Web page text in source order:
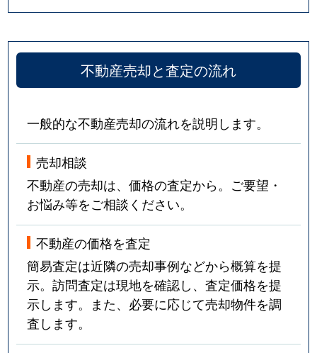
不動産売却と査定の流れ
一般的な不動産売却の流れを説明します。
売却相談
不動産の売却は、価格の査定から。ご要望・
お悩み等をご相談ください。
不動産の価格を査定
簡易査定は近隣の売却事例などから概算を提
示。訪問査定は現地を確認し、査定価格を提
示します。また、必要に応じて売却物件を調
査します。